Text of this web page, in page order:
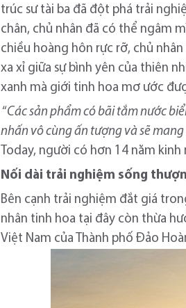
trúc sư tài ba đã đột phá trải
chân, chủ nhân đã có thể ngâm
chiều hoàng hôn rực rỡ, chủ
xa xỉ giữa sự bình yên của thiên
xanh mà giới tinh hoa mơ ước
“Các sản phẩm có bãi tắm nước
nhấn vô cùng ấn tượng và sẽ
Today, người có hơn 14 năm
Nối dài trải nghiệm sống
Bên cạnh trải nghiệm đắt giá
nhân tinh hoa tại đây còn thừa
Việt Nam của Thành phố Đảo